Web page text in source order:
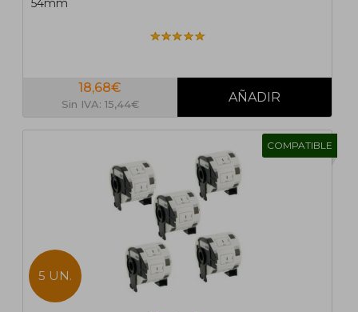
54mm
18,68€
Sin IVA: 15,44€
COMPATIBLE
5 UN.